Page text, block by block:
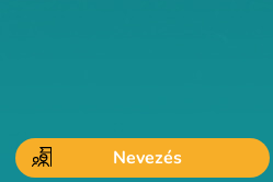
Nevezés